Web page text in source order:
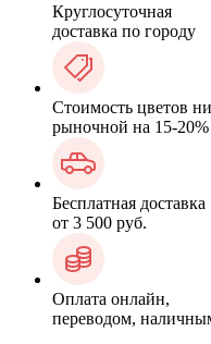
Круглосуточная
доставка по городу
Стоимость цветов
рыночной на 15-20%
Бесплатная доставка
от 3 500 руб.
Оплата онлайн,
переводом,